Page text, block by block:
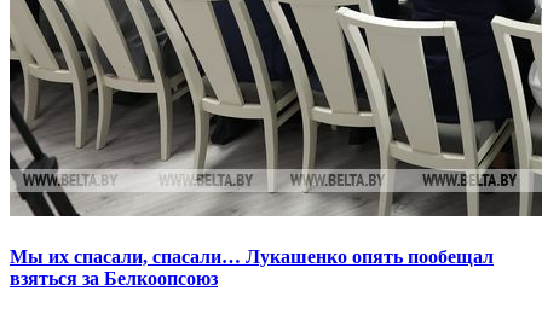
Мы их спасали, спасали… Лукашенко опять пообещал
взяться за Белкоопсоюз